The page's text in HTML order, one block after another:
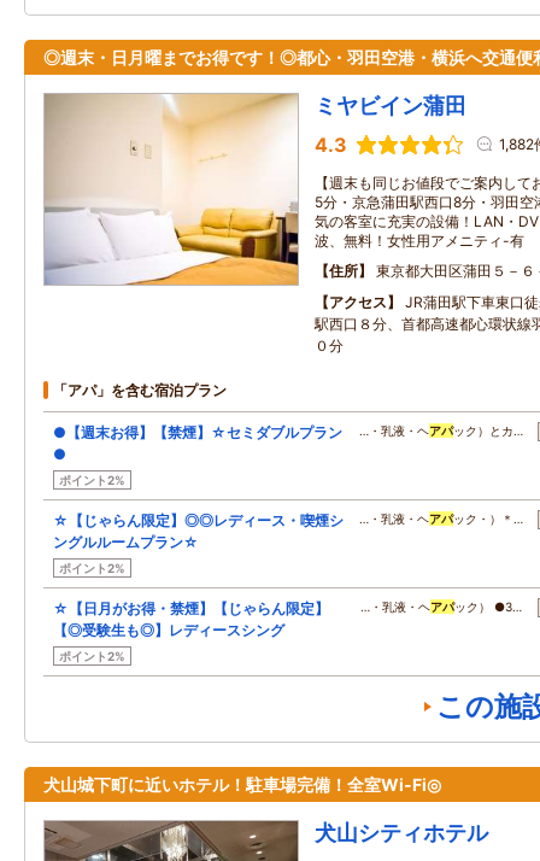
◎週末・日月曜までお得です！◎都心・羽田空港・横浜へ交通
ミヤビイン蒲田
4.3 1,882
【週末も同じお値段でご案内し
5分・京急蒲田駅西口8分・羽田
気の客室に充実の設備！LAN・
波、無料！女性用アメニティ-有
住所
東京都大田区蒲田５－６
アクセス
JR蒲田駅下車東口
駅西口８分、首都高速都心環状線
０分
「アパ」を含む宿泊プラン
●【週末お得】【禁煙】☆セミダブルプラン
●
ポイント2%
…・乳液・ヘアパック）とカ…
☆【じゃらん限定】◎◎レディース・喫煙シ
ングルルームプラン☆
ポイント2%
…・乳液・ヘアパック・）＊…
☆【日月がお得・禁煙】【じゃらん限定】
【◎受験生も◎】レディースシング
ポイント2%
…・乳液・ヘアパック） ●3…
この施
犬山城下町に近いホテル！駐車場完備！全室Wi-Fi◎
犬山シティホテル